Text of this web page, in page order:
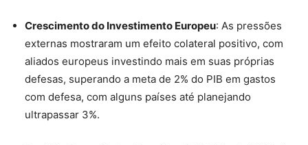
Crescimento do Investimento Europeu: As pressões
externas mostraram um efeito colateral positivo, com
aliados europeus investindo mais em suas próprias
defesas, superando a meta de 2% do PIB em gastos
com defesa, com alguns países até planejando
ultrapassar 3%.